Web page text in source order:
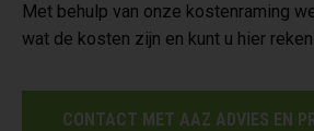
Met behulp van onze kostenraming
wat de kosten zijn en kunt u hier
CONTACT MET AAZ ADVIES EN